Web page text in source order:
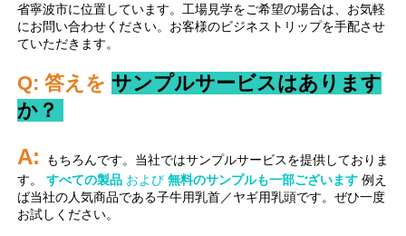
省寧波市に位置しています。工場見学をご希望の場合は、お気軽
にお問い合わせください。お客様のビジネストリップを手配させ
ていただきます。
Q: 答えを サンプルサービスはあります
か？
A:
もちろんです。当社ではサンプルサービスを提供しておりま
す。 すべての製品 および 無料のサンプルも一部ございます 例え
ば当社の人気商品である子牛用乳首／ヤギ用乳頭です。ぜひ一度
お試しください。